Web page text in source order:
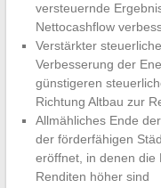
versteuernde
Nettocashflow
Verstärkter
Verbesserung der
günstigeren
Richtung Altbau zur
Allmähliches Ende
der förderfähigen
eröffnet, in denen die
Renditen höher sind